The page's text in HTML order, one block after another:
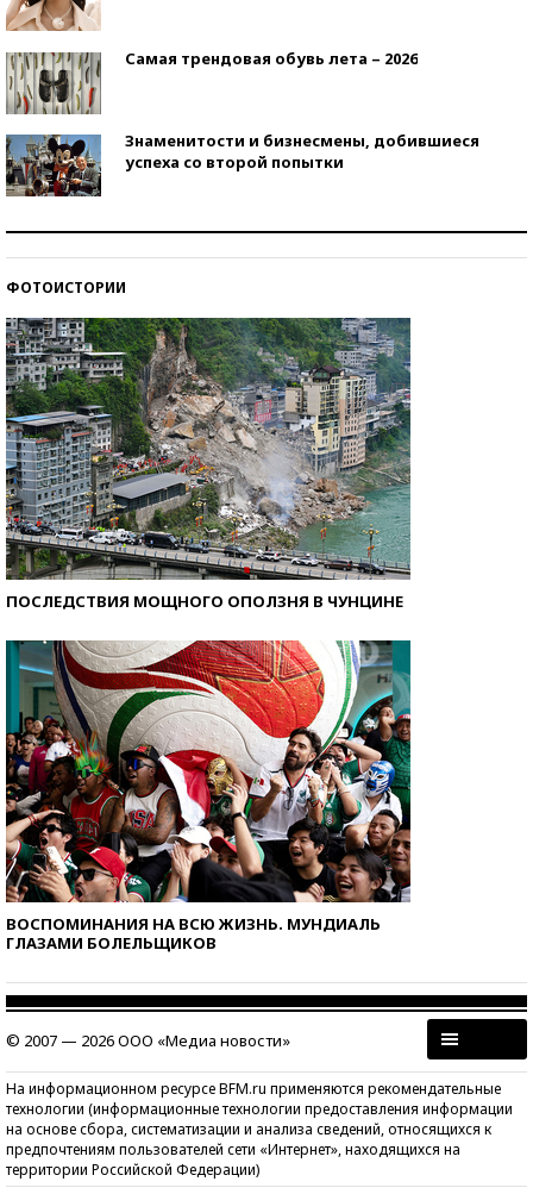
Самая трендовая обувь лета – 2026
Знаменитости и бизнесмены, добившиеся
успеха со второй попытки
ФОТОИСТОРИИ
ПОСЛЕДСТВИЯ МОЩНОГО ОПОЛЗНЯ В ЧУНЦИНЕ
ВОСПОМИНАНИЯ НА ВСЮ ЖИЗНЬ. МУНДИАЛЬ
ГЛАЗАМИ БОЛЕЛЬЩИКОВ
© 2007 — 2026 ООО «Медиа новости»
На информационном ресурсе BFM.ru применяются рекомендательные
технологии (информационные технологии предоставления информации
на основе сбора, систематизации и анализа сведений, относящихся к
предпочтениям пользователей сети «Интернет», находящихся на
территории Российской Федерации)